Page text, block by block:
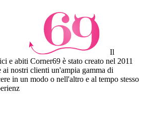
Il
e abiti Corner69 è stato creato nel 2011
nostri clienti un'ampia gamma di
in un modo o nell'altro e al tempo stesso